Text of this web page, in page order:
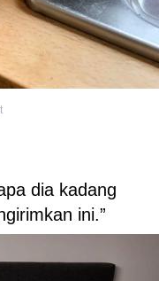
dia kadang
ini.”